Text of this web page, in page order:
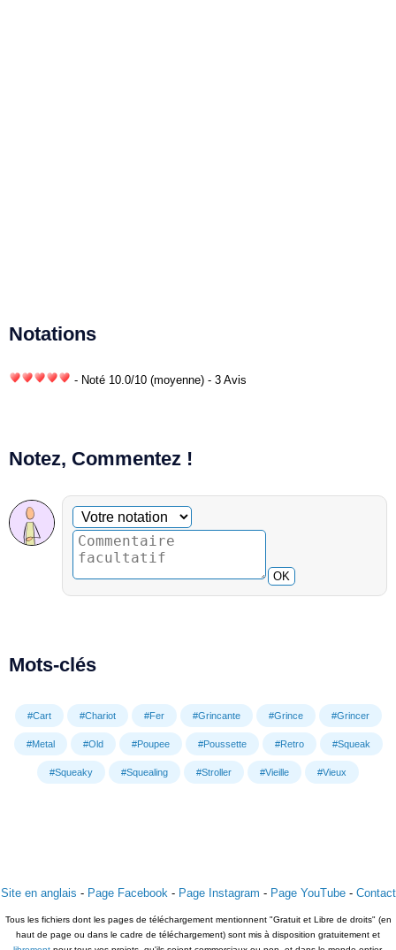
Notations
- Noté 10.0/10 (moyenne) - 3 Avis
Notez, Commentez !
Commentaire facultatif
Votre notation
OK
Mots-clés
#Cart #Chariot #Fer #Grincante #Grince #Grincer
#Metal #Old #Poupee #Poussette #Retro #Squeak
#Squeaky #Squealing #Stroller #Vieille #Vieux
Site en anglais - Page Facebook - Page Instagram - Page YouTube- Contact
Tous les fichiers dont les pages de téléchargement mentionnent "Gratuit et Libre de droits" (en
haut de page ou dans le cadre de téléchargement) sont mis à disposition gratuitement et